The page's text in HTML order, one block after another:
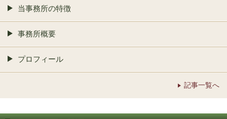
当事務所の特徴
事務所概要
プロフィール
記事一覧へ